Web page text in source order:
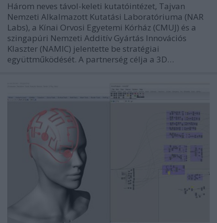
Három neves távol-keleti kutatóintézet, Tajvan
Nemzeti Alkalmazott Kutatási Laboratóriuma (NAR
Labs), a Kínai Orvosi Egyetemi Kórház (CMUJ) és a
szingapúri Nemzeti Additív Gyártás Innovációs
Klaszter (NAMIC) jelentette be stratégiai
együttműködését. A partnerség célja a 3D…